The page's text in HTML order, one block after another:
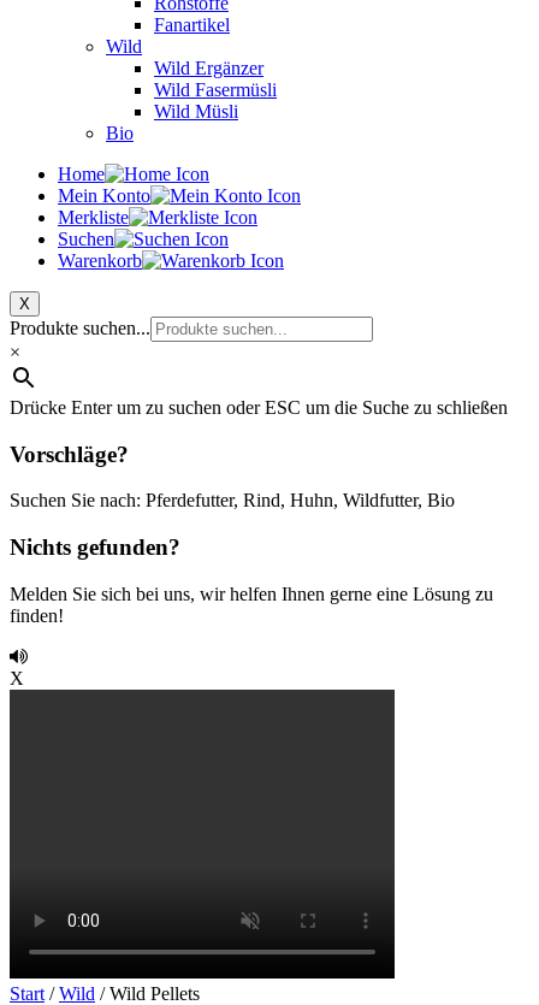
Fanartikel
Wild
Wild Ergänzer
Wild Fasermüsli
Wild Müsli
Bio
Home
Mein Konto
Merkliste
Suchen
Warenkorb
X
Produkte suchen...
×
Drücke Enter um zu suchen oder ESC um die Suche zu schließen
Vorschläge?
Suchen Sie nach: Pferdefutter, Rind, Huhn, Wildfutter, Bio
Nichts gefunden?
Melden Sie sich bei uns, wir helfen Ihnen gerne eine Lösung zu
finden!
X
Start /Wild / Wild Pellets